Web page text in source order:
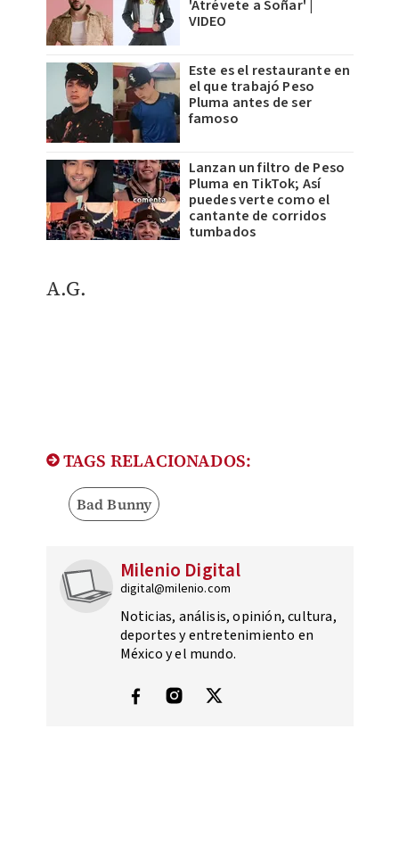
'Atrévete a Soñar' |
VIDEO
Este es el restaurante en
el que trabajó Peso
Pluma antes de ser
famoso
Lanzan un filtro de Peso
Pluma en TikTok; Así
puedes verte como el
cantante de corridos
tumbados
A.G.
TAGS RELACIONADOS:
Bad Bunny
Milenio Digital
digital@milenio.com
Noticias, análisis, opinión, cultura,
deportes y entretenimiento en
México y el mundo.